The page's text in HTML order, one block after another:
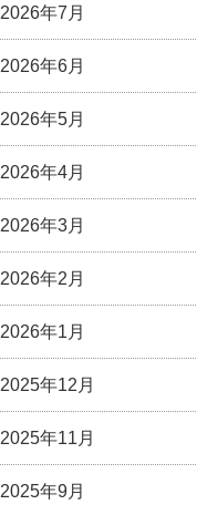
2026年7月
2026年6月
2026年5月
2026年4月
2026年3月
2026年2月
2026年1月
2025年12月
2025年11月
2025年9月